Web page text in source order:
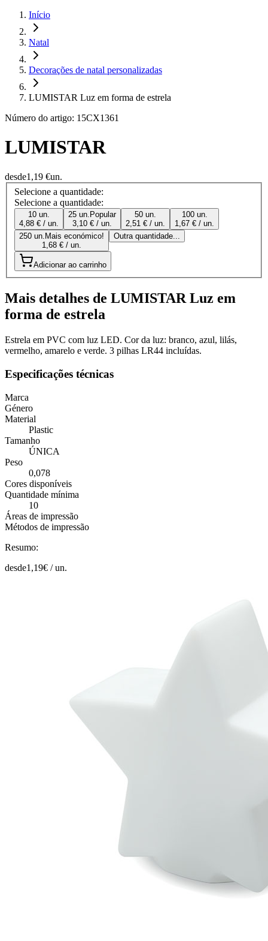
Início
Natal
Decorações de natal personalizadas
LUMISTAR Luz em forma de estrela
Número do artigo: 15CX1361
LUMISTAR
desde1,19 €un.
Selecione a quantidade:
Selecione a quantidade:
10 un.
4,88 € / un.
25 un. Popular
3,10 € / un.
50 un.
2,51 € / un.
100 un.
1,67 € / un.
250 un. Mais económico!
1,68 € / un.
Outra quantidade...
Adicionar ao carrinho
Mais detalhes de LUMISTAR Luz em
forma de estrela
Estrela em PVC com luz LED. Cor da luz: branco, azul, lilás,
vermelho, amarelo e verde. 3 pilhas LR44 incluídas.
Especificações técnicas
Marca
Género
Material
Plastic
Tamanho
ÚNICA
Peso
0,078
Cores disponíveis
Quantidade mínima
10
Áreas de impressão
Métodos de impressão
Resumo:
desde1,19€ /un.